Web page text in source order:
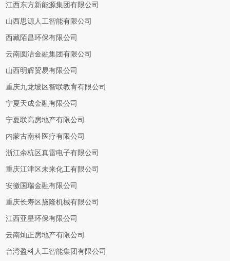
江西东方新能源集团有限公司
山西思源人工智能有限公司
西藏陌昌环保有限公司
云南圆洁金融集团有限公司
山西明辉贸易有限公司
重庆九龙坡区智联教育有限公司
宁夏天成金融有限公司
宁夏联高房地产有限公司
内蒙古南科医疗有限公司
浙江余杭区真雷电子有限公司
重庆江津区未来化工有限公司
安徽国瑞金融有限公司
重庆长寿区黛隆机械有限公司
江西亚星环保有限公司
云南灿正房地产有限公司
台湾盈科人工智能集团有限公司